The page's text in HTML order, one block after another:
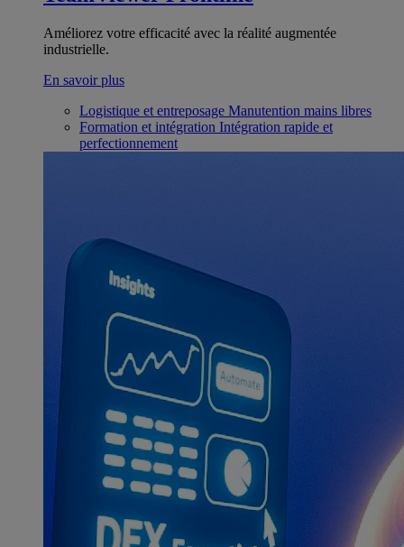
Améliorez votre efficacité avec la réalité augmentée
industrielle.
En savoir plus
Logistique et entreposage Manutention mains libres
Formation et intégration Intégration rapide et
perfectionnement